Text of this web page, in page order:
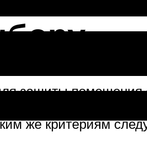
защиты помещения
Правильные
же критериям